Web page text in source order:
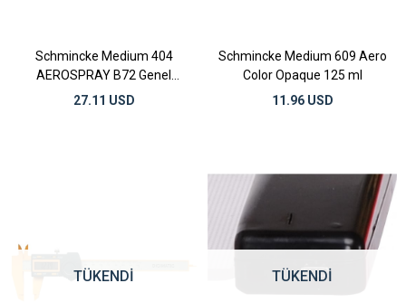
Schmincke Medium 404
AEROSPRAY B72 Genel
Amaçlı Fiksatif 300 ml
27.11 USD
Schmincke Medium 609 Aero
Color Opaque 125 ml
11.96 USD
TÜKENDI TÜKENDI